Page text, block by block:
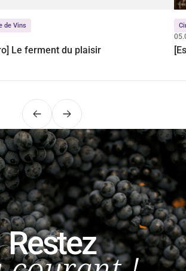
de Vins
Le ferment du plaisir
PrécédentSuivant
Restez